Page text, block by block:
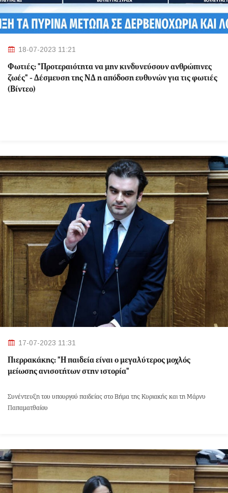
18-07-2023 11:21
Φωτιές: "Προτεραιότητα να μην κινδυνεύσουν ανθρώπινες
ζωές" - Δέσμευση της ΝΔ η απόδοση ευθυνών για τις φωτιές
(Βίντεο)
17-07-2023 11:31
Πιερρακάκης: "Η παιδεία είναι ο μεγαλύτερος μοχλός
μείωσης ανισοτήτων στην ιστορία"
Συνέντευξη του υπουργού παιδείας στο Βήμα της Κυριακής και τη Μάρνυ
Παπαματθαίου